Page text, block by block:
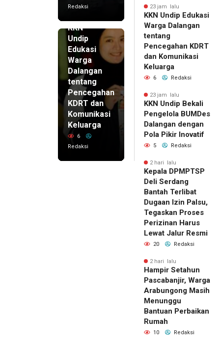
Redaksi
KKN
Undip
Edukasi
Warga
Dalangan
tentang
Pencegahan
KDRT dan
Komunikasi
Keluarga
6
Redaksi
23 jam lalu
KKN Undip Edukasi
Warga Dalangan
tentang
Pencegahan KDRT
dan Komunikasi
Keluarga
6 Redaksi
23 jam lalu
KKN Undip Bekali
Pengelola BUMDes
Dalangan dengan
Pola Pikir Inovatif
5 Redaksi
2 hari lalu
Kepala DPMPTSP
Deli Serdang
Bantah Terlibat
Dugaan Izin Palsu,
Tegaskan Proses
Perizinan Harus
Lewat Jalur Resmi
20 Redaksi
2 hari lalu
Hampir Setahun
Pascabanjir, Warga
Arabungong Masih
Menunggu
Bantuan Perbaikan
Rumah
10 Redaksi